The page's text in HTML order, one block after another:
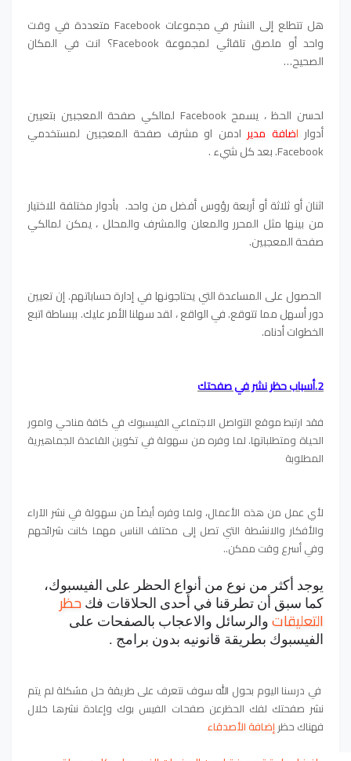
هل تتطلع إلى النشر في مجموعات Facebook متعددة في وقت
واحد أو ملصق تلقائي لمجموعة Facebook؟ انت في المكان
الصحيح…
لحسن الحظ ، يسمح Facebook لمالكي صفحة المعجبين بتعيين
أدوار اضافة مدير ادمن او مشرف صفحة المعجبين لمستخدمي
Facebook. بعد كل شيء .
اثنان أو ثلاثة أو أربعة رؤوس أفضل من واحد. بأدوار مختلفة للاختيار
من بينها مثل المحرر والمعلن والمشرف والمحلل ، يمكن لمالكي
صفحة المعجبين.
الحصول على المساعدة التي يحتاجونها في إدارة حساباتهم. إن تعيين
دور أسهل مما تتوقع. في الواقع ، لقد سهلنا الأمر عليك. ببساطة اتبع
الخطوات أدناه.
2.أسباب حظر نشر في صفحتك
فقد ارتبط موقع التواصل الاجتماعي الفيسبوك في كافة مناحي وامور
الحياة ومتطلباتها. لما وفره من سهولة في تكوين القاعدة الجماهيرية
المطلوبة
لأي عمل من هذه الأعمال، ولما وفره أيضاً من سهولة في نشر الآراء
والأفكار والانشطة التي تصل إلى مختلف الناس مهما كانت شرائحهم
وفي أسرع وقت ممكن..
يوجد أكثر من نوع من أنواع الحظر على الفيسبوك،
كما سبق أن تطرقنا في أحدى الحلاقات فك حظر
التعليقات والرسائل والاعجاب بالصفحات على
الفيسبوك بطريقة قانونيه بدون برامج .
في درسنا اليوم بحول الله سوف نتعرف على طريقة حل مشكلة لم يتم
نشر صفحتك لفك الحظرعن صفحات الفيس بوك وإعادة نشرها خلال
فهناك حظر إضافة الأصدقاء